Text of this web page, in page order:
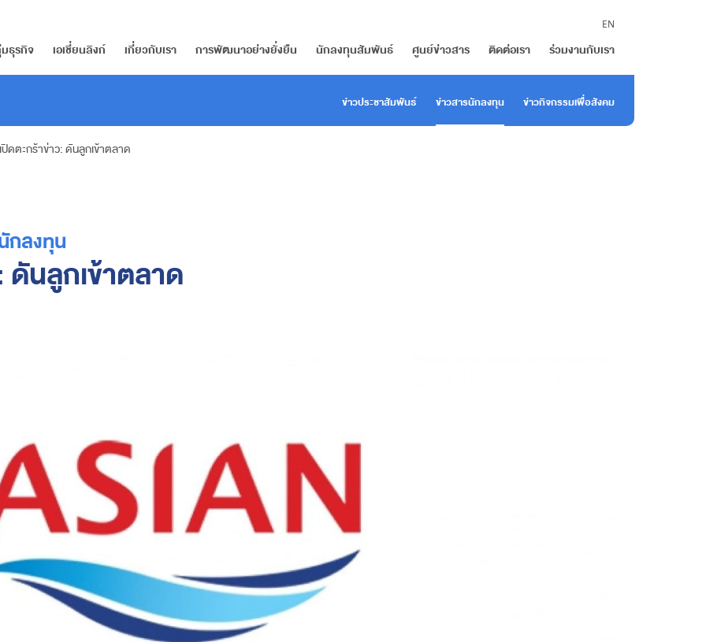
EN
ธุรกิจ เอเชี่ยนลิงก์ เกี่ยวกับเรา การพัฒนาอย่างยั่งยืน นักลงทุนสัมพันธ์ ศูนย์ข่าวสาร ติดต่อเรา ร่วมงานกับเรา
ข่าวประชาสัมพันธ์ ข่าวสารนักลงทุน ข่าวกิจกรรมเพื่อสังคม
เปิดตะกร้าข่าว: ดันลูกเข้าตลาด
กลงทุน
ดันลูกเข้าตลาด